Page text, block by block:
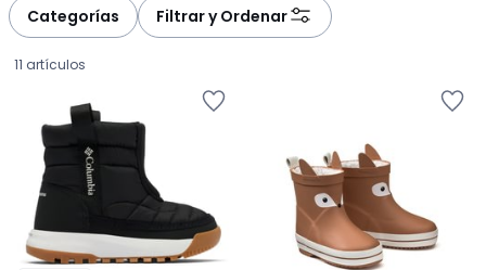
Categorías Filtrar y Ordenar
11 artículos